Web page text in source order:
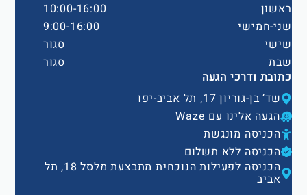
ראשון
10:00-16:00
שני-חמישי
9:00-16:00
שישי
סגור
שבת
סגור
כתובת ודרכי הגעה
שד’ בן-גוריון 17, תל אביב-יפו
הגעה אלינו עם Waze
הכניסה מונגשת
הכניסה ללא תשלום
הכניסה לפעילות הנוכחית מתבצעת מלסל 18, תל
אביב